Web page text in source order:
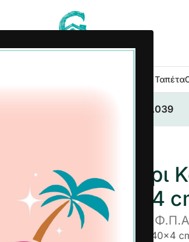
Χαλιά – Ταπέτα
40x40x4 cm Μπεζ Καφέ ΜΑ039
Μαξιλάρι
40x40x4
3,87€ συμπ. Φ.Π.Α
: 40x40x4